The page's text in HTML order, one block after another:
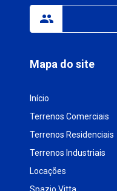
Mapa do site
Início
Terrenos Comerciais
Terrenos Residenciais
Terrenos Industriais
Locações